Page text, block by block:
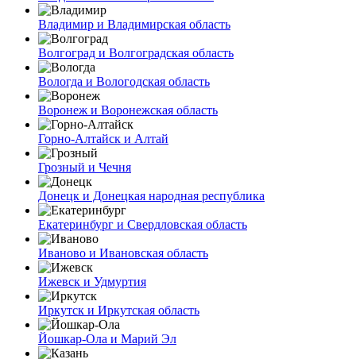
Владимир и Владимирская область
Волгоград и Волгоградская область
Вологда и Вологодская область
Воронеж и Воронежская область
Горно-Алтайск и Алтай
Грозный и Чечня
Донецк и Донецкая народная республика
Екатеринбург и Свердловская область
Иваново и Ивановская область
Ижевск и Удмуртия
Иркутск и Иркутская область
Йошкар-Ола и Марий Эл